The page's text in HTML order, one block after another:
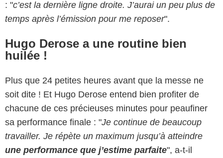
: "c’est la dernière ligne droite. J’aurai un peu plus de
temps après l’émission pour me reposer".
Hugo Derose a une routine bien
huilée !
Plus que 24 petites heures avant que la messe ne
soit dite ! Et Hugo Derose entend bien profiter de
chacune de ces précieuses minutes pour peaufiner
sa performance finale : "Je continue de beaucoup
travailler. Je répète un maximum jusqu’à atteindre
une performance que j’estime parfaite", a-t-il